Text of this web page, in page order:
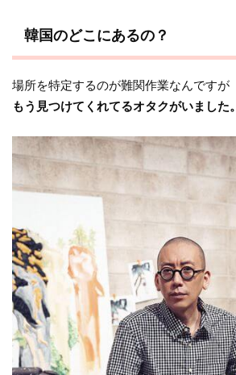
韓国のどこにあるの？
場所を特定するのが難関作業なんですが
もう見つけてくれてるオタクがいました。